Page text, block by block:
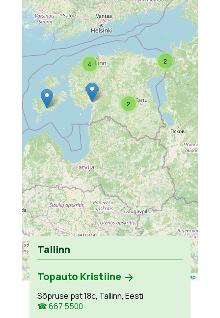
2
2
4
Leaflet OpenStreetMap
Tallinn
Topauto Kristiine
Sõpruse pst 18c, Tallinn, Eesti
☎ 667 5500